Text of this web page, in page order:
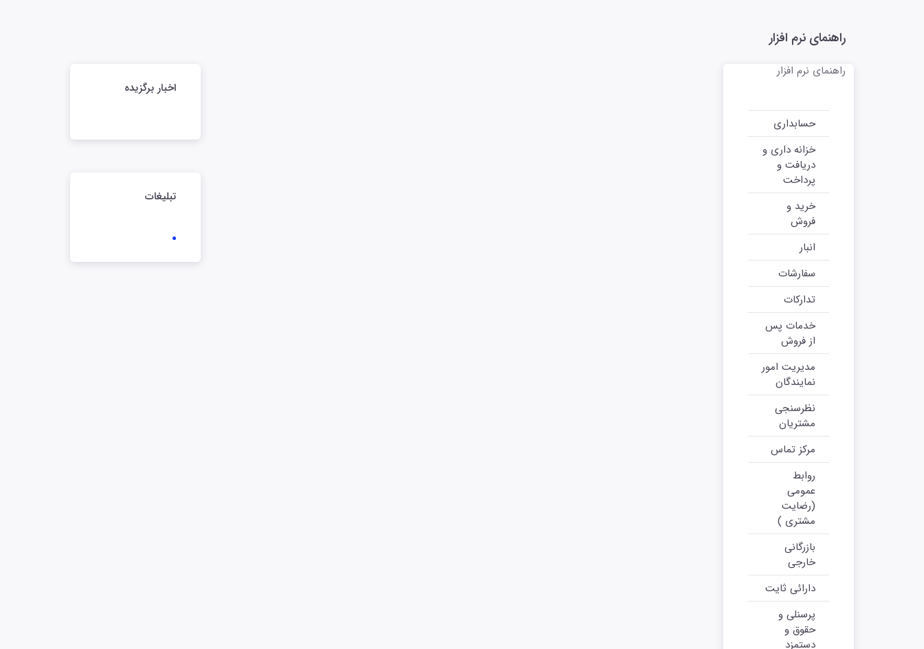
راهنمای نرم افزار
راهنمای نرم افزار
حسابداری
خزانه داری و
دریافت و
پرداخت
خرید و
فروش
انبار
سفارشات
تدارکات
خدمات پس
از فروش
مدیریت امور
نمایندگان
نظرسنجی
مشتریان
مرکز تماس
روابط
عمومی
(رضایت
مشتری )
بازرگانی
خارجی
دارائی ثایت
پرسنلی و
حقوق و
دستمزد
اخبار برگزیده
تبلیغات